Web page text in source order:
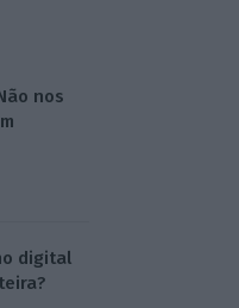
nos
digital